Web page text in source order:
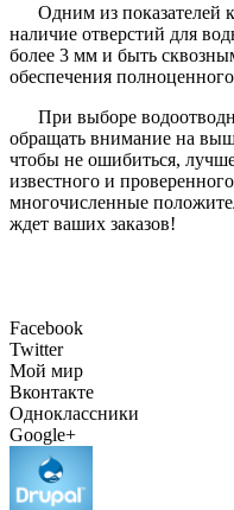
Одним из показателей
наличие отверстий для
более 3 мм и быть
обеспечения
При выборе
обращать внимание на
чтобы не ошибиться,
известного и
многочисленные
ждет ваших заказов!
Facebook
Twitter
Мой мир
Вконтакте
Одноклассники
Google+